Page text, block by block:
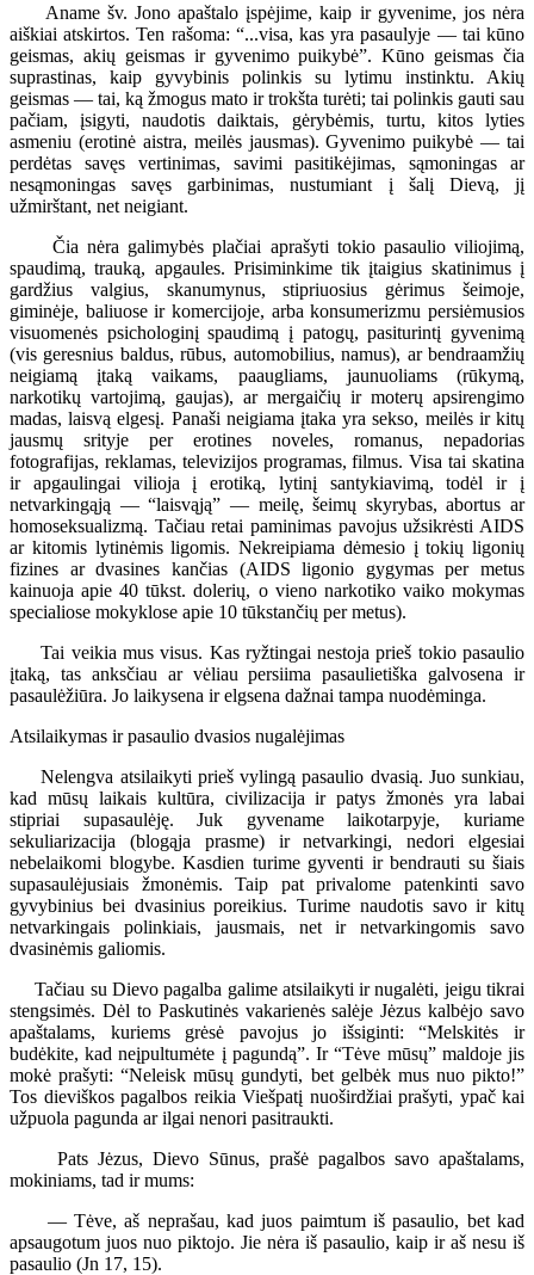
Aname šv. Jono apaštalo įspėjime, kaip ir gyvenime, jos nėra
aiškiai atskirtos. Ten rašoma: “...visa, kas yra pasaulyje — tai kūno
geismas, akių geismas ir gyvenimo puikybė”. Kūno geismas čia
suprastinas, kaip gyvybinis polinkis su lytimu instinktu. Akių
geismas — tai, ką žmogus mato ir trokšta turėti; tai polinkis gauti sau
pačiam, įsigyti, naudotis daiktais, gėrybėmis, turtu, kitos lyties
asmeniu (erotinė aistra, meilės jausmas). Gyvenimo puikybė — tai
perdėtas savęs vertinimas, savimi pasitikėjimas, sąmoningas ar
nesąmoningas savęs garbinimas, nustumiant į šalį Dievą, jį
užmirštant, net neigiant.
Čia nėra galimybės plačiai aprašyti tokio pasaulio viliojimą,
spaudimą, trauką, apgaules. Prisiminkime tik įtaigius skatinimus į
gardžius valgius, skanumynus, stipriuosius gėrimus šeimoje,
giminėje, baliuose ir komercijoje, arba konsumerizmu persiėmusios
visuomenės psichologinį spaudimą į patogų, pasiturintį gyvenimą
(vis geresnius baldus, rūbus, automobilius, namus), ar bendraamžių
neigiamą įtaką vaikams, paaugliams, jaunuoliams (rūkymą,
narkotikų vartojimą, gaujas), ar mergaičių ir moterų apsirengimo
madas, laisvą elgesį. Panaši neigiama įtaka yra sekso, meilės ir kitų
jausmų srityje per erotines noveles, romanus, nepadorias
fotografijas, reklamas, televizijos programas, filmus. Visa tai skatina
ir apgaulingai vilioja į erotiką, lytinį santykiavimą, todėl ir į
netvarkingąją — “laisvąją” — meilę, šeimų skyrybas, abortus ar
homoseksualizmą. Tačiau retai paminimas pavojus užsikrėsti AIDS
ar kitomis lytinėmis ligomis. Nekreipiama dėmesio į tokių ligonių
fizines ar dvasines kančias (AIDS ligonio gygymas per metus
kainuoja apie 40 tūkst. dolerių, o vieno narkotiko vaiko mokymas
specialiose mokyklose apie 10 tūkstančių per metus).
Tai veikia mus visus. Kas ryžtingai nestoja prieš tokio pasaulio
įtaką, tas anksčiau ar vėliau persiima pasaulietiška galvosena ir
pasaulėžiūra. Jo laikysena ir elgsena dažnai tampa nuodėminga.
Atsilaikymas ir pasaulio dvasios nugalėjimas
Nelengva atsilaikyti prieš vylingą pasaulio dvasią. Juo sunkiau,
kad mūsų laikais kultūra, civilizacija ir patys žmonės yra labai
stipriai supasaulėję. Juk gyvename laikotarpyje, kuriame
sekuliarizacija (blogąja prasme) ir netvarkingi, nedori elgesiai
nebelaikomi blogybe. Kasdien turime gyventi ir bendrauti su šiais
supasaulėjusiais žmonėmis. Taip pat privalome patenkinti savo
gyvybinius bei dvasinius poreikius. Turime naudotis savo ir kitų
netvarkingais polinkiais, jausmais, net ir netvarkingomis savo
dvasinėmis galiomis.
Tačiau su Dievo pagalba galime atsilaikyti ir nugalėti, jeigu tikrai
stengsimės. Dėl to Paskutinės vakarienės salėje Jėzus kalbėjo savo
apaštalams, kuriems grėsė pavojus jo išsiginti: “Melskitės ir
budėkite, kad neįpultumėte į pagundą”. Ir “Tėve mūsų” maldoje jis
mokė prašyti: “Neleisk mūsų gundyti, bet gelbėk mus nuo pikto!”
Tos dieviškos pagalbos reikia Viešpatį nuoširdžiai prašyti, ypač kai
užpuola pagunda ar ilgai nenori pasitraukti.
Pats Jėzus, Dievo Sūnus, prašė pagalbos savo apaštalams,
mokiniams, tad ir mums:
— Tėve, aš neprašau, kad juos paimtum iš pasaulio, bet kad
apsaugotum juos nuo piktojo. Jie nėra iš pasaulio, kaip ir aš nesu iš
pasaulio (Jn 17, 15).